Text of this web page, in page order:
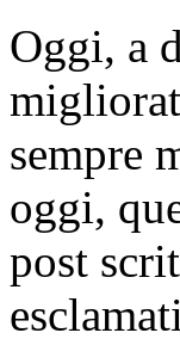
Oggi, a
sempre
oggi,
post